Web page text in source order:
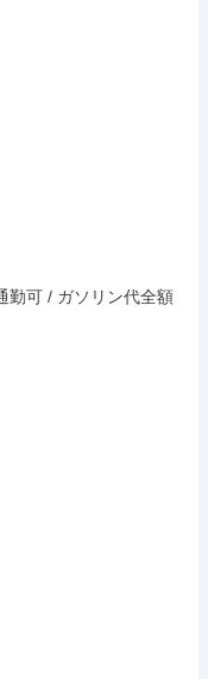
勤可 / ガソリン代全額